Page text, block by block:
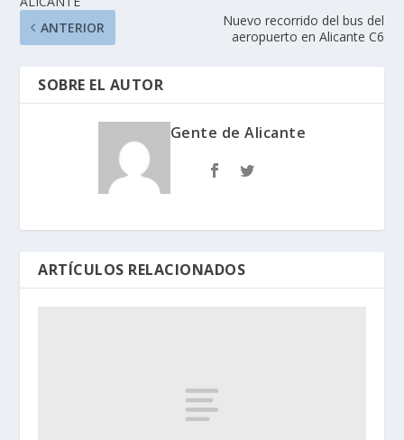
ANTERIOR
Nuevo recorrido del bus del
aeropuerto en Alicante C6
SOBRE EL AUTOR
Gente de Alicante
ARTÍCULOS RELACIONADOS